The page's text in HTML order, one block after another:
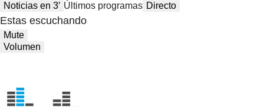
Noticias en 3′ Últimos programas Directo
Estas escuchando
Mute
Volumen